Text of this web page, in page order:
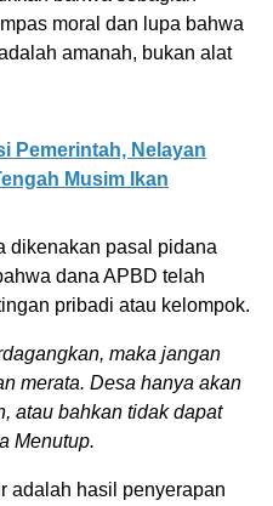
moral dan lupa bahwa
amanah, bukan alat
Pemerintah, Nelayan
Musim Ikan
dikenakan pasal pidana
dana APBD telah
pribadi atau kelompok.
maka jangan
merata. Desa hanya akan
atau bahkan tidak dapat
Menutup.
adalah hasil penyerapan